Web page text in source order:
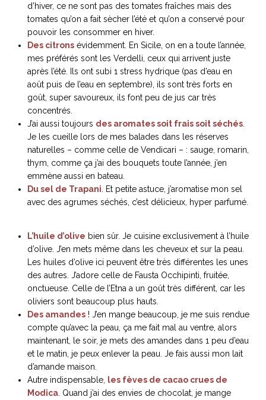
d’hiver, ce ne sont pas des tomates fraîches mais des
tomates qu’on a fait sècher l’été et qu’on a conservé pour
pouvoir les consommer en hiver.
Des citronsévidemment. En Sicile, on en a toute l’année,
mes préférés sont les Verdelli, ceux qui arrivent juste
après l’été. Ils ont subi 1 stress hydrique (pas d’eau en
août puis de l’eau en septembre), ils sont très forts en
goût, super savoureux, ils font peu de jus car très
concentrés.
J’ai aussi toujours des aromates soit frais soit séchés.
Je les cueille lors de mes balades dans les réserves
naturelles – comme celle de Vendicari – : sauge, romarin,
thym, comme ça j’ai des bouquets toute l’année, j’en
emmène aussi en bateau.
Du sel de Trapani . Et petite astuce, j’aromatise mon sel
avec des agrumes séchés, c’est délicieux, hyper parfumé.
L’huile d’olive bien sûr. Je cuisine exclusivement à l’huile
d’olive. J’en mets même dans les cheveux et sur la peau.
Les huiles d’olive ici peuvent être très différentes les unes
des autres. J’adore celle de Fausta Occhipinti, fruitée,
onctueuse. Celle de l’Etna a un goût très différent, car les
oliviers sont beaucoup plus hauts.
Des amandes! J’en mange beaucoup, je me suis rendue
compte qu’avec la peau, ça me fait mal au ventre, alors
maintenant, le soir, je mets des amandes dans 1 peu d’eau
et le matin, je peux enlever la peau. Je fais aussi mon lait
d’amande maison.
Autre indispensable, les fèves de cacao crues de
Modica. Quand j’ai des envies de chocolat, je mange